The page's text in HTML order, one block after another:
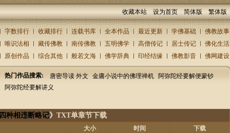
收藏本站 设为首页 简体版 繁体版
字数排行 收藏排行 连载书库 全本作品 最近更新 学佛基础
佛教故事
唯识法相 藏传佛教 南传佛教 五明佛学 高僧传记 居士传记
佛化生活
原创作品 综合其他 般若文海 佛学辞典 印经结缘 佛教影音 佛网建设
热门作品搜索: 唐密导读 外文 金庸小说中的佛理禅机
阿弥陀经要解便蒙钞
阿弥陀经要解讲义
四种相违断略记》TXT单章节下载
大小 时间
下载